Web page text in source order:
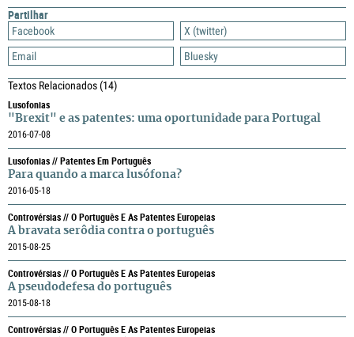
Partilhar
Facebook
X (twitter)
Email
Bluesky
Textos Relacionados(14)
Lusofonias
"Brexit" e as patentes: uma oportunidade para Portugal
2016-07-08
Lusofonias // Patentes Em Português
Para quando a marca lusófona?
2016-05-18
Controvérsias // O Português E As Patentes Europeias
A bravata serôdia contra o português
2015-08-25
Controvérsias // O Português E As Patentes Europeias
A pseudodefesa do português
2015-08-18
Controvérsias // O Português E As Patentes Europeias